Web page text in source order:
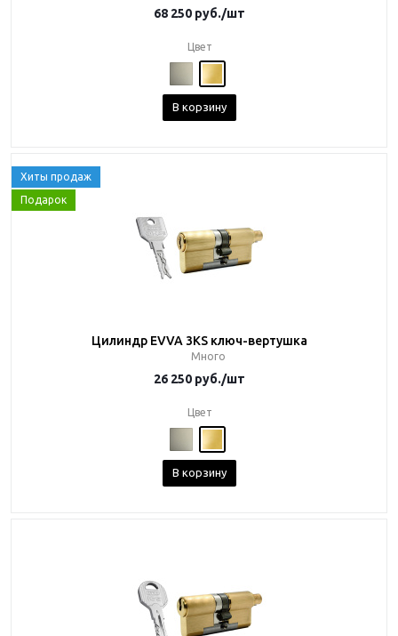
68 250 руб./шт
Цвет
В корзину
Хиты продаж
Подарок
Цилиндр EVVA 3KS ключ-вертушка
Много
26 250 руб./шт
Цвет
В корзину